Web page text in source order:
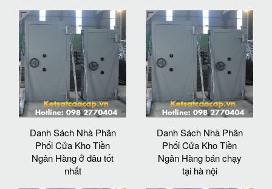
Danh Sách Nhà Phân
Phối Cửa Kho Tiền
Ngân Hàng ở đâu tốt
nhất
Danh Sách Nhà Phân
Phối Cửa Kho Tiền
Ngân Hàng bán chạy
tại hà nội